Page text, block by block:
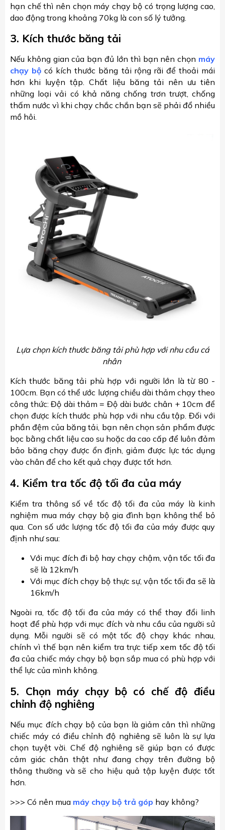
hạn chế thì nên chọn máy chạy bộ có trọng lượng cao,
dao động trong khoảng 70kg là con số lý tưởng.
3. Kích thước băng tải
Nếu không gian của bạn đủ lớn thì bạn nên chọn máy
chạy bộ có kích thước băng tải rộng rãi để thoải mái
hơn khi luyện tập. Chất liệu băng tải nên ưu tiên
những loại vải có khả năng chống trơn trượt, chống
thấm nước vì khi chạy chắc chắn bạn sẽ phải đổ nhiều
mồ hôi.
Lựa chọn kích thước băng tải phù hợp với nhu cầu cá
nhân
Kích thước băng tải phù hợp với người lớn là từ 80 -
100cm. Bạn có thể ước lượng chiều dài thảm chạy theo
công thức: Độ dài thảm = Độ dài bước chân + 10cm để
chọn được kích thước phù hợp với nhu cầu tập. Đối với
phần đệm của băng tải, bạn nên chọn sản phẩm được
bọc bằng chất liệu cao su hoặc da cao cấp để luôn đảm
bảo băng chạy được ổn định, giảm được lực tác dụng
vào chân để cho kết quả chạy được tốt hơn.
4. Kiểm tra tốc độ tối đa của máy
Kiểm tra thông số về tốc độ tối đa của máy là kinh
nghiệm mua máy chạy bộ gia đình bạn không thể bỏ
qua. Con số ước lượng tốc độ tối đa của máy được quy
định như sau:
Với mục đích đi bộ hay chạy chậm, vận tốc tối đa
sẽ là 12km/h
Với mục đích chạy bộ thực sự, vận tốc tối đa sẽ là
16km/h
Ngoài ra, tốc độ tối đa của máy có thể thay đổi linh
hoạt để phù hợp với mục đích và nhu cầu của người sử
dụng. Mỗi người sẽ có một tốc độ chạy khác nhau,
chính vì thế bạn nên kiểm tra trực tiếp xem tốc độ tối
đa của chiếc máy chạy bộ bạn sắp mua có phù hợp với
thể lực của mình không.
5. Chọn máy chạy bộ có chế độ điều
chỉnh độ nghiêng
Nếu mục đích chạy bộ của bạn là giảm cân thì những
chiếc máy có điều chỉnh độ nghiêng sẽ luôn là sự lựa
chọn tuyệt vời. Chế độ nghiêng sẽ giúp bạn có được
cảm giác chân thật như đang chạy trên đường bộ
thông thường và sẽ cho hiệu quả tập luyện được tốt
hơn.
>>> Có nên mua máy chạy bộ trả góp hay không?